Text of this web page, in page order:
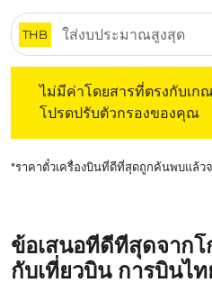
THB
ไม่มีค่าโดยสารที่ตรงกับเ
โปรดปรับตัวกรองของคุณ
*ราคาตั๋วเครื่องบินที่ดีที่สุดถูกค้นพบแล้ว
ข้อเสนอที่ดีที่สุดจาก
กับเที่ยวบิน การบินไท